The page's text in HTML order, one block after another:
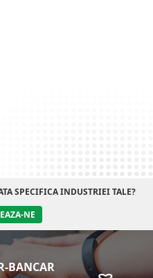
SPECIFICA INDUSTRIEI TALE?
NE
BANCAR